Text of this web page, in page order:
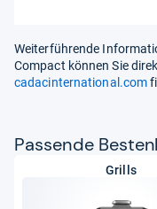
Weiterführende
Compact können Sie
cadacinternational.com
Pas­sende
Grills